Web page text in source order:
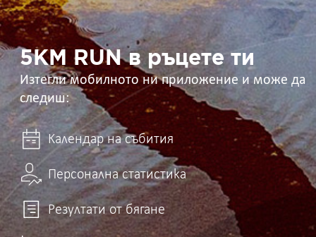
RUN
в
ръцете
ти 5KM RUN в ръцете ти
Изтегли мобилното ни приложение и може да
следиш:
Календар на събития
Персонална статистика
Резултати от бягане